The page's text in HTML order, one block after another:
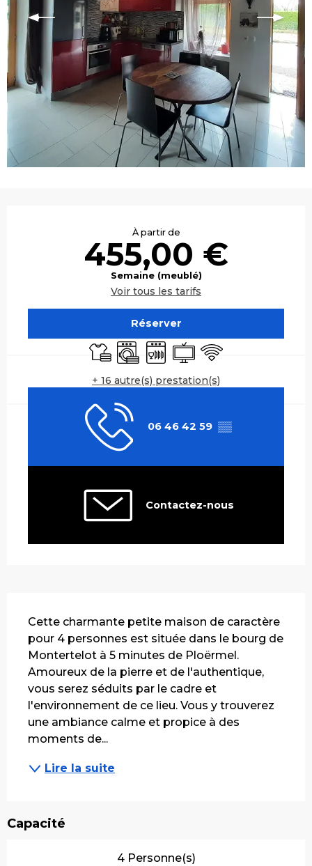
À partir de
455,00 €
Semaine (meublé)
Voir tous les tarifs
Réserver
Draps et linge
Lave lingeLave vaisselle
Télévision
WiFi
+ 16 autre(s) prestation(s)
06 46 42 59 ▒▒
Contactez-nous
Cette charmante petite maison de caractère
pour 4 personnes est située dans le bourg de
Montertelot à 5 minutes de Ploërmel.
Amoureux de la pierre et de l'authentique,
vous serez séduits par le cadre et
l'environnement de ce lieu. Vous y trouverez
une ambiance calme et propice à des
moments de...
Lire la suite
Capacité
4 Personne(s)